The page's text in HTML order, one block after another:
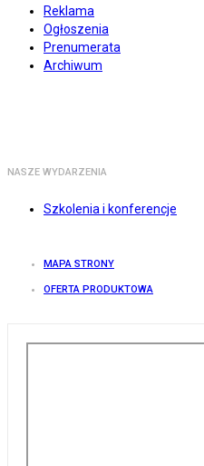
Reklama
Ogłoszenia
Prenumerata
Archiwum
NASZE WYDARZENIA
Szkolenia i konferencje
MAPA STRONY
OFERTA PRODUKTOWA